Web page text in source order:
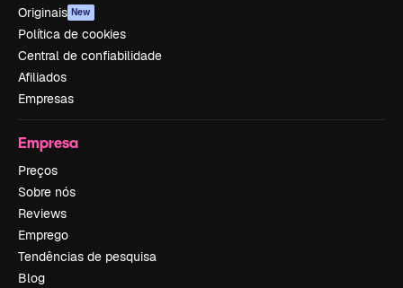
Originais New
Política de cookies
Central de confiabilidade
Afiliados
Empresas
Empresa
Preços
Sobre nós
Reviews
Emprego
Tendências de pesquisa
Blog